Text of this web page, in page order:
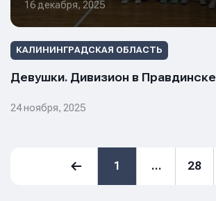
16 декабря, 2025
КАЛИНИНГРАДСКАЯ ОБЛАСТЬ
Девушки. Дивизион в Правдинске
24 ноября, 2025
1 … 28